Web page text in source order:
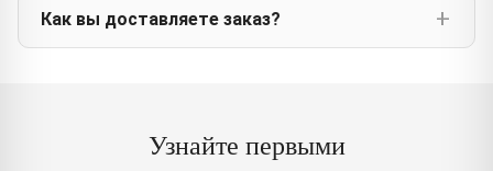
Как вы доставляете заказ?
Узнайте первыми